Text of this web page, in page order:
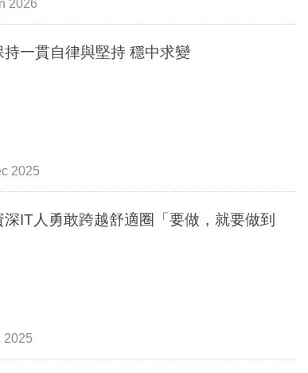
2026
持一貫自律與堅持 穩中求變
2025
深IT人勇敢跨越舒適圈「要做，就要做到
2025